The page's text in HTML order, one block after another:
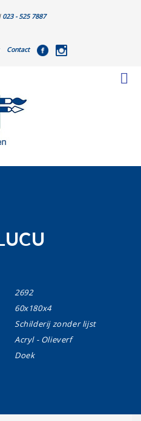
023 - 525 7887
Contact
2692
60x180x4
Schilderij zonder lijst
Acryl - Olieverf
Doek